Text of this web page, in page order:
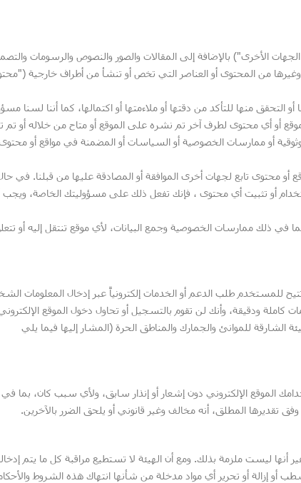
الأخرى") بالإضافة إلى المقالات والصور والنصوص والرسومات
وغيرها من المحتوى أو العناصر التي تخص أو تنشأ من أطراف خارجية
التحقق منها للتأكد من دقتها أو ملاءمتها أو اكتمالها، كما أننا لسنا
أو أي محتوى لطرف آخر تم نشره على الموقع أو متاح من خلاله أو تم
أو ممارسات الخصوصية أو السياسات أو المضمنة في مواقع أو
أو محتوى تابع لجهات أخرى الموافقة أو المصادقة عليها من قبلنا. في
أو تثبيت أي محتوى ، فإنك تفعل ذلك على مسؤوليتك الخاصة، ويجب
في ذلك ممارسات الخصوصية وجمع البيانات، لأي موقع تنتقل إليه أو
للمستخدم طلب الدعم أو الخدمات إلكترونياً عبر إدخال المعلومات
كاملة ودقيقة، وأنك لن تقوم بالتسجيل أو تحاول دخول الموقع
للموانئ والجمارك والمناطق الحرة (المشار إليها فيما يلي
الموقع الإلكتروني دون إشعار أو إنذار سابق، ولأي سبب كان، بما
تقديرها المطلق، أنه مخالف وغير قانوني أو يلحق الضرر بالآخرين.
ليست ملزمة بذلك. ومع أن الهيئة لا تستطيع مراقبة كل ما يتم
أو إزالة أو تحرير أي مواد مدخلة من شأنها انتهاك هذه الشروط